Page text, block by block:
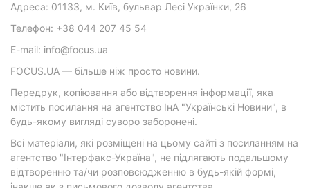
Адреса: 01133, м. Київ, бульвар Лесі Українки, 26
Телефон: +38 044 207 45 54
E-mail: info@focus.ua
FOCUS.UA — більше ніж просто новини.
Передрук, копіювання або відтворення інформації, яка
містить посилання на агентство ІнА "Українські Новини", в
будь-якому вигляді суворо заборонені.
Всі матеріали, які розміщені на цьому сайті з посиланням на
агентство "Інтерфакс-Україна", не підлягають подальшому
відтворенню та/чи розповсюдженню в будь-якій формі,